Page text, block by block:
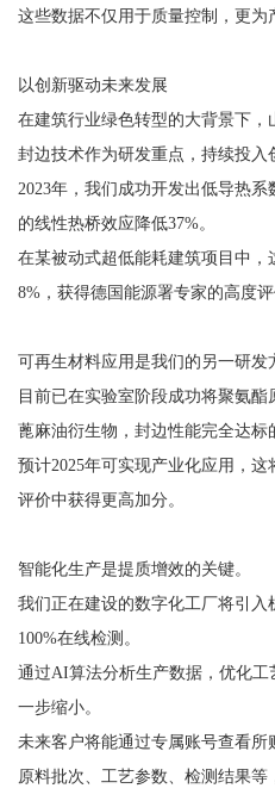
这些数据不仅用于质量控制，更为
以创新驱动未来发展
在建筑行业绿色转型的大背景下
封边技术作为研发重点，持续投入
2023年，我们成功开发出低导热
的线性热桥效应降低37%。
在某被动式超低能耗建筑项目中
8%，获得德国能源署专家的高度评
可再生材料应用是我们的另一研发
目前已在实验室阶段成功将聚氨
蓖麻油衍生物，封边性能完全达标
预计2025年可实现产业化应用，
评价中获得更高加分。
智能化生产是提质增效的关键。
我们正在建设的数字化工厂将引
100%在线检测。
通过AI算法分析生产数据，优化
一步缩小。
未来客户将能通过专属账号查看
原料批次、工艺参数、检测结果等